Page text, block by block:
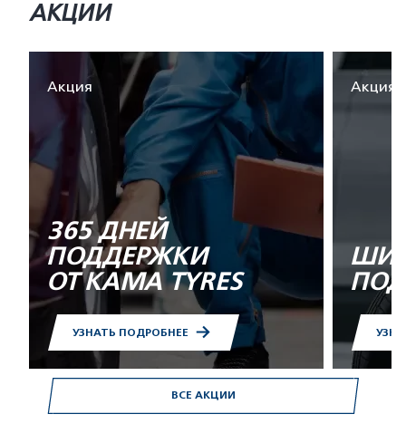
ВСЕ АКЦИИ
АКЦИИ
Акция
365 ДНЕЙ
ПОДДЕРЖКИ
ОТ KAMA TYRES
УЗНАТЬ ПОДРОБНЕЕ
Акция